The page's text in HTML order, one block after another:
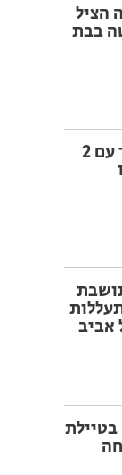
הציל
בבת
תושב בת ים נעצר עם 2
אביב
בטיילת